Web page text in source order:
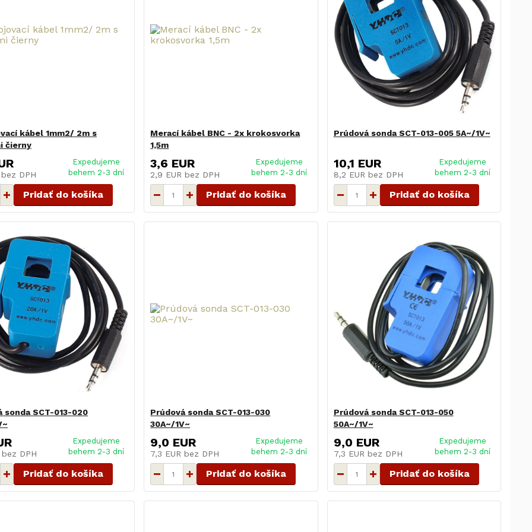
kábel 1mm2/ 2m s
čierny
bez DPH
Expedujeme
behem 2-3 dní
Pridať do košíka
Merací kábel BNC - 2x krokosvorka
1,5m
3,6 EUR
2,9 EUR bez DPH
Expedujeme
behem 2-3 dní
Pridať do košíka
Prúdová sonda SCT-013-005 5A~/1V~
10,1 EUR
8,2 EUR bez DPH
Expedujeme
behem 2-3 dní
Pridať do košíka
sonda SCT-013-020
bez DPH
Expedujeme
behem 2-3 dní
Pridať do košíka
Prúdová sonda SCT-013-030
30A~/1V~
9,0 EUR
7,3 EUR bez DPH
Expedujeme
behem 2-3 dní
Pridať do košíka
Prúdová sonda SCT-013-050
50A~/1V~
9,0 EUR
7,3 EUR bez DPH
Expedujeme
behem 2-3 dní
Pridať do košíka